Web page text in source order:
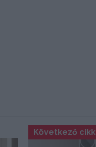
Következő cikk